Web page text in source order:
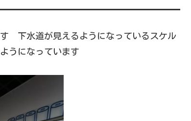
下水道が見えるようになっているスケル
うになっています